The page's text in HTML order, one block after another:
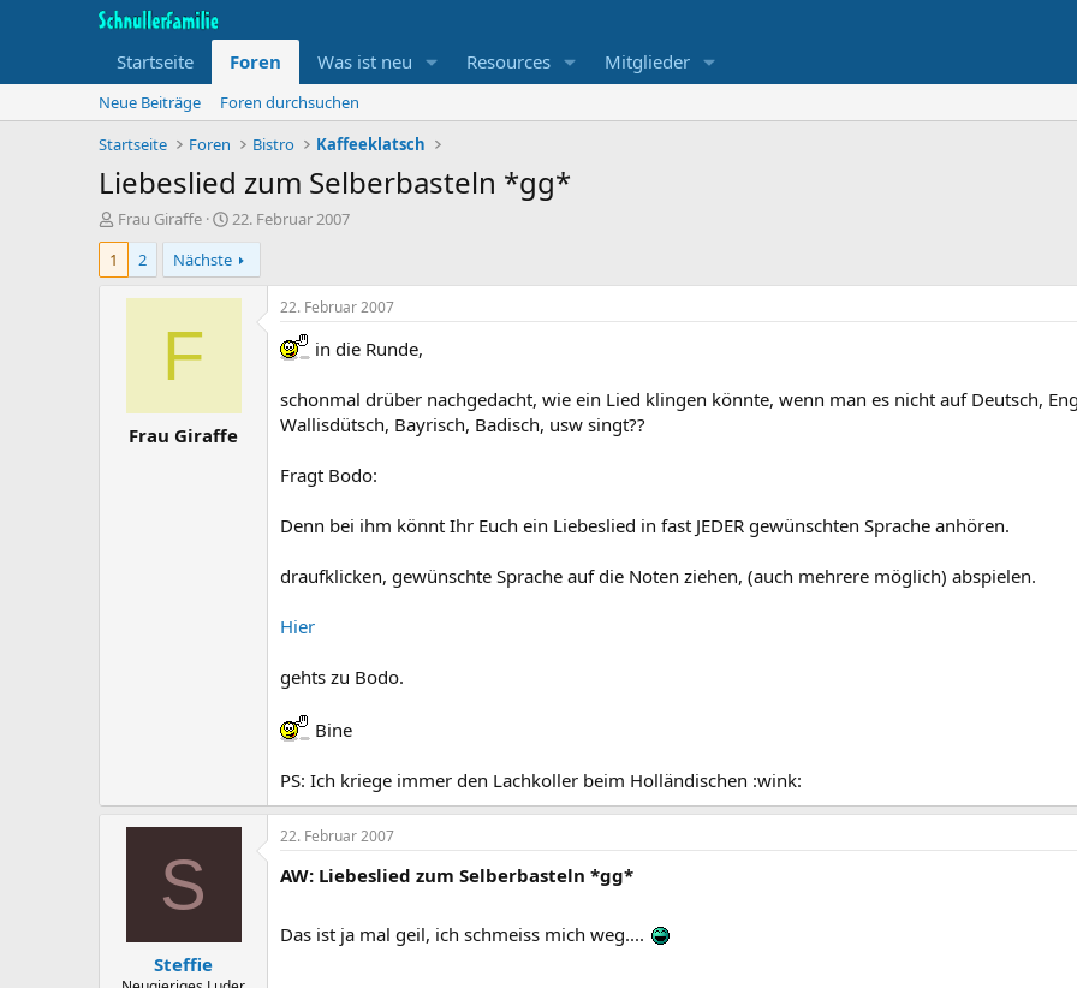
Startseite Foren Was ist neu Resources Mitglieder
Neue Beiträge
Foren durchsuchen
Startseite
Foren Bistro Kaffeeklatsch
Liebeslied zum Selberbasteln *gg*
T
h
m
Frau Giraffe
B
e
g
i
n
u
m
22. Februar 2007
1
2 Nächste
F
Frau Giraffe
22. Februar 2007
in die Runde,
schonmal drüber nachgedacht, wie ein Lied klingen könnte, wenn man es nicht auf Deutsch,
Wallisdütsch, Bayrisch, Badisch, usw singt??
Fragt Bodo:
Denn bei ihm könnt Ihr Euch ein Liebeslied in fast JEDER gewünschten Sprache anhören.
draufklicken, gewünschte Sprache auf die Noten ziehen, (auch mehrere möglich) abspielen.
Hier
gehts zu Bodo.
Bine
PS: Ich kriege immer den Lachkoller beim Holländischen :wink:
S
Steffie
22. Februar 2007
AW: Liebeslied zum Selberbasteln *gg*
Das ist ja mal geil, ich schmeiss mich weg....